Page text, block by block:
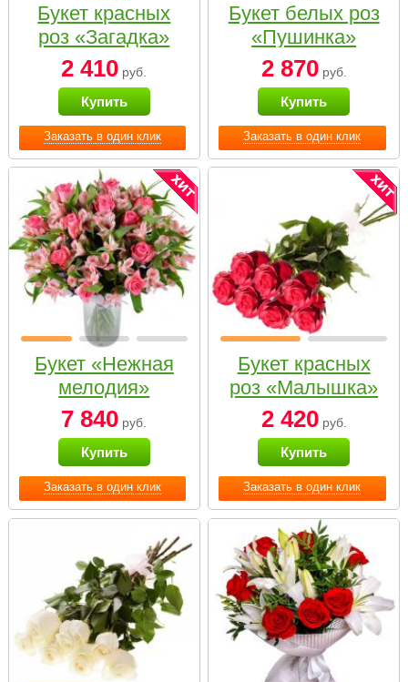
Заказать в один клик
Букет красных
роз «Загадка»
2 410 руб.
Купить
Заказать в один клик
Букет белых роз
«Пушинка»
2 870руб.
Купить
Заказать в один клик
Букет «Нежная
мелодия»
7 840 руб.
Купить
Заказать в один клик
Букет красных
роз «Малышка»
2 420руб.
Купить